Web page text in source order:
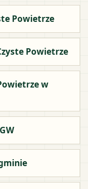
Powietrze
Powietrze
w